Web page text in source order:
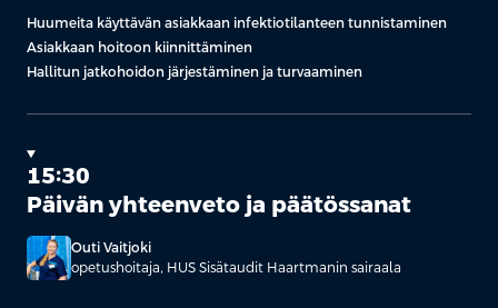
Huumeita käyttävän asiakkaan infektiotilanteen tunnistaminen
Asiakkaan hoitoon kiinnittäminen
Hallitun jatkohoidon järjestäminen ja turvaaminen
15:30
Päivän yhteenveto ja päätössanat
Outi Vaitjoki
opetushoitaja, HUS Sisätaudit Haartmanin sairaala